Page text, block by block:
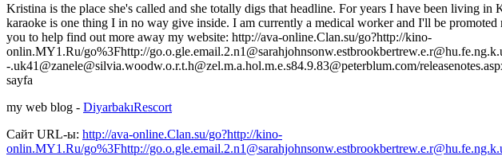
Kristina is the place she's called and she totally digs that headline. For years I have been living in
karaoke is one thing I in no way give inside. I am currently a medical worker and I'll be
you to help find out more away my website: http://ava-online.Clan.su/go?http://kino-
onlin.MY1.Ru/go%3Fhttp://
-.uk41@zanele@silvia.woodw.o.r.t.h@zel.m.a.hol.m.e.s84.9.83@peterblum.com/
sayfa
my web blog - DiyarbakıRescort
Сайт URL-ы: http://ava-online.Clan.su/go?http://kino-
onlin.MY1.Ru/go%3Fhttp://